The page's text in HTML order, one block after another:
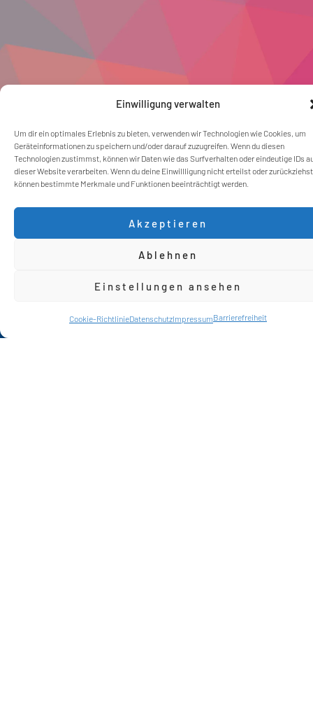
Einwilligung verwalten
Um dir ein optimales Erlebnis zu bieten, verwenden wir Technologien wie Cookies, um
Geräteinformationen zu speichern und/oder darauf zuzugreifen. Wenn du diesen
Technologien zustimmst, können wir Daten wie das Surfverhalten oder eindeutige IDs
dieser Website verarbeiten. Wenn du deine Einwillligung nicht erteilst oder
können bestimmte Merkmale und Funktionen beeinträchtigt werden.
Akzeptieren
Ablehnen
Einstellungen ansehen
Cookie-RichtlinieDatenschutzImpressumBarrierefreiheit
Kontakt Chat